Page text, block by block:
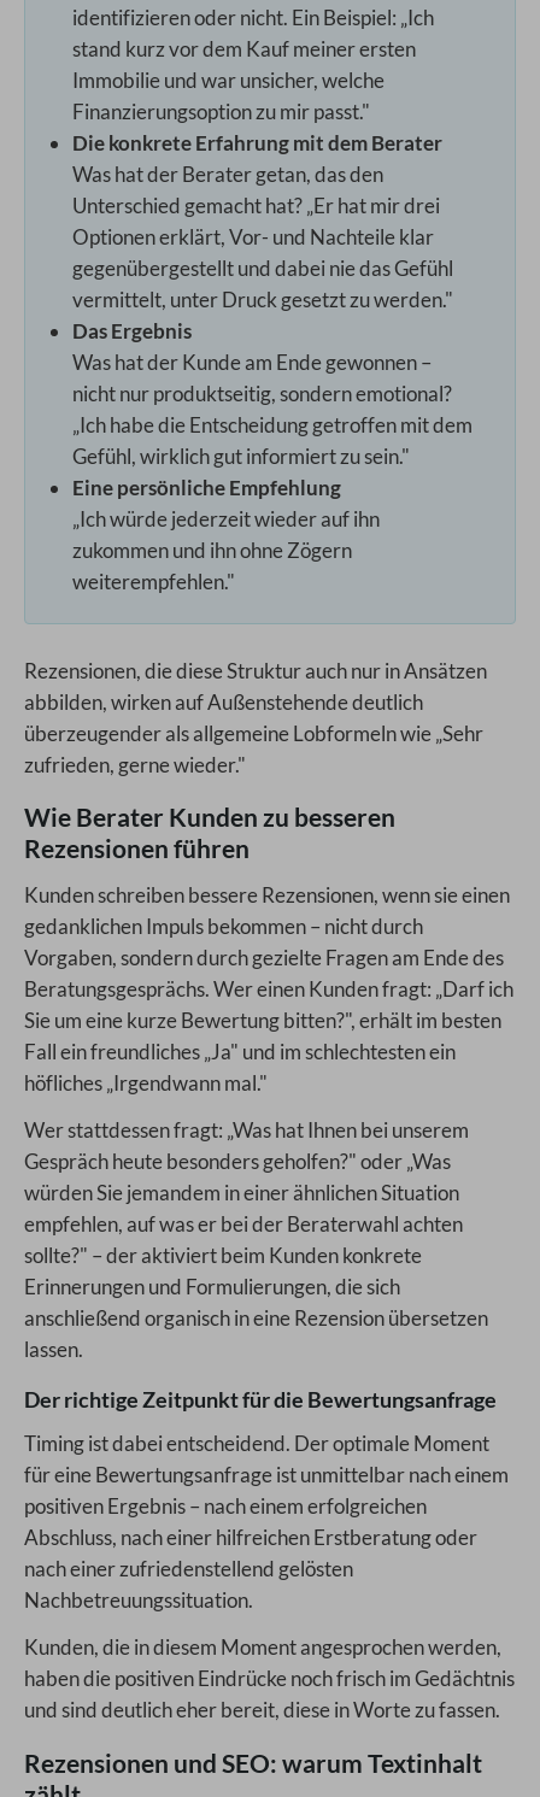
identifizieren oder nicht. Ein Beispiel: „Ich
stand kurz vor dem Kauf meiner ersten
Immobilie und war unsicher, welche
Finanzierungsoption zu mir passt."
Die konkrete Erfahrung mit dem Berater
Was hat der Berater getan, das den
Unterschied gemacht hat? „Er hat mir drei
Optionen erklärt, Vor- und Nachteile klar
gegenübergestellt und dabei nie das Gefühl
vermittelt, unter Druck gesetzt zu werden."
Das Ergebnis
Was hat der Kunde am Ende gewonnen –
nicht nur produktseitig, sondern emotional?
„Ich habe die Entscheidung getroffen mit dem
Gefühl, wirklich gut informiert zu sein."
Eine persönliche Empfehlung
„Ich würde jederzeit wieder auf ihn
zukommen und ihn ohne Zögern
weiterempfehlen."
Rezensionen, die diese Struktur auch nur in Ansätzen
abbilden, wirken auf Außenstehende deutlich
überzeugender als allgemeine Lobformeln wie „Sehr
zufrieden, gerne wieder."
Wie Berater Kunden zu besseren
Rezensionen führen
Kunden schreiben bessere Rezensionen, wenn sie einen
gedanklichen Impuls bekommen – nicht durch
Vorgaben, sondern durch gezielte Fragen am Ende des
Beratungsgesprächs. Wer einen Kunden fragt: „Darf ich
Sie um eine kurze Bewertung bitten?", erhält im besten
Fall ein freundliches „Ja" und im schlechtesten ein
höfliches „Irgendwann mal."
Wer stattdessen fragt: „Was hat Ihnen bei unserem
Gespräch heute besonders geholfen?" oder „Was
würden Sie jemandem in einer ähnlichen Situation
empfehlen, auf was er bei der Beraterwahl achten
sollte?" – der aktiviert beim Kunden konkrete
Erinnerungen und Formulierungen, die sich
anschließend organisch in eine Rezension übersetzen
lassen.
Der richtige Zeitpunkt für die Bewertungsanfrage
Timing ist dabei entscheidend. Der optimale Moment
für eine Bewertungsanfrage ist unmittelbar nach einem
positiven Ergebnis – nach einem erfolgreichen
Abschluss, nach einer hilfreichen Erstberatung oder
nach einer zufriedenstellend gelösten
Nachbetreuungssituation.
Kunden, die in diesem Moment angesprochen werden,
haben die positiven Eindrücke noch frisch im Gedächtnis
und sind deutlich eher bereit, diese in Worte zu fassen.
Rezensionen und SEO: warum Textinhalt